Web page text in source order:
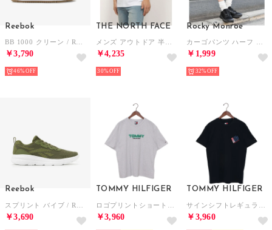
Reebok
￥3,790
46%
THE NORTH FACE
￥4,235
30%
Rocky Monroe
￥1,999
32%
Reebok
￥3,690
TOMMY HILFIGER
￥3,960
TOMMY HILFIGER
￥3,960